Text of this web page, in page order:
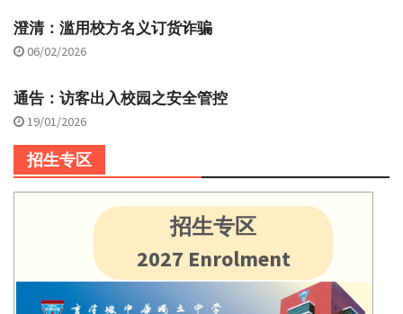
澄清：滥用校方名义订货诈骗
06/02/2026
通告：访客出入校园之安全管控
19/01/2026
招生专区
招生专区
2027 Enrolment